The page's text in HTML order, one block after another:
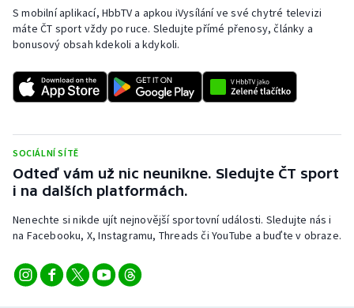
S mobilní aplikací, HbbTV a apkou iVysílání ve své chytré televizi
máte ČT sport vždy po ruce. Sledujte přímé přenosy, články a
bonusový obsah kdekoli a kdykoli.
SOCIÁLNÍ SÍTĚ
Odteď vám už nic neunikne. Sledujte ČT sport
i na dalších platformách.
Nenechte si nikde ujít nejnovější sportovní události. Sledujte nás i
na Facebooku, X, Instagramu, Threads či YouTube a buďte v obraze.